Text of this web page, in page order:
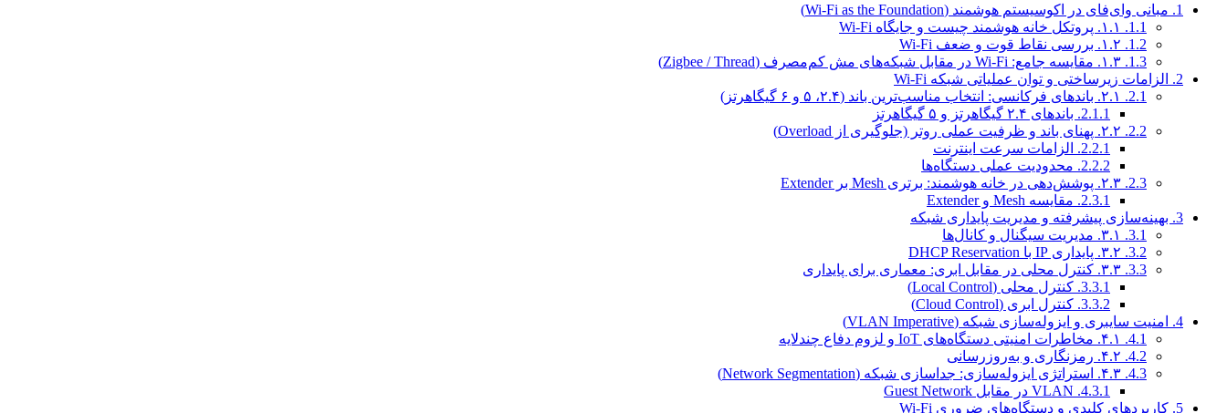
1. مبانی وای‌فای در اکوسیستم هوشمند (Wi-Fi as the Foundation)
1.1.
1.2.
1.3.
2.
الزامات زیرساختی و توان عملیاتی شبکه Wi-Fi
2.1.
2.1.1. باندهای ۲.۴ گیگاهرتز و ۵ گیگاهرتز
2.2.
2.2.1.
الزامات سرعت اینترنت
2.2.2. محدودیت عملی دستگاه‌ها
2.3.
2.3.1. مقایسه Mesh و Extender
3. بهینه‌سازی پیشرفته و مدیریت پایداری شبکه
3.1.
3.2.
3.3.
3.3.1. کنترل محلی (Local Control)
3.3.2. کنترل ابری (Cloud Control)
4.
امنیت سایبری و ایزوله‌سازی شبکه (VLAN Imperative)
4.1.
4.2.
4.3.
4.3.1.
5. کاربردهای کلیدی و دستگاه‌های ضروری Wi-Fi